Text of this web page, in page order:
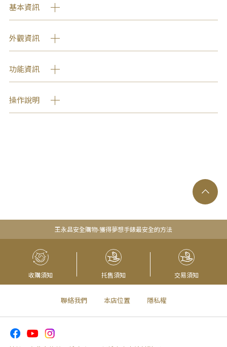
基本資訊
外觀資訊
功能資訊
操作說明
王永昌安全購物-獲得夢想手錶最安全的方法
收購須知 托售須知 交易須知
聯絡我們 本店位置 隱私權